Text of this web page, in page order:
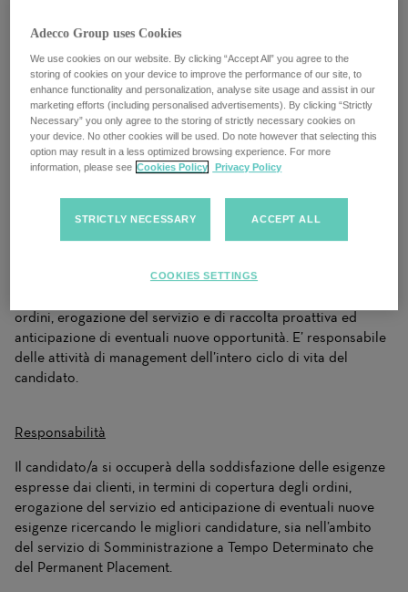
Adecco, Akkodis e LHH uniscono competenze in talent e
tecnologia per far crescere le aziende e trasformare le
aspirazioni professionali di milioni di persone in realtà.
Ascoltiamo, accogliamo punti di vista diversi e mettiamo
sempre al centro clienti, candidati e colleghi.
Passione, Collaborazione, Inclusione, Coraggio non sono
slogan: sono scelte quotidiane. Qui non sei solo parte del
cambiamento: qui puoi davvero lasciare il segno. Unisciti al
Gruppo Adecco e sprigiona tutto il tuo potenziale.
Il candidato/a sarà responsabile della soddisfazione delle
ordini, erogazione del servizio e di raccolta proattiva ed
anticipazione di eventuali nuove opportunità. E’ responsabile
delle attività di management dell’intero ciclo di vita del
candidato.
Responsabilità
Il candidato/a si occuperà della soddisfazione delle esigenze
espresse dai clienti, in termini di copertura degli ordini,
erogazione del servizio ed anticipazione di eventuali nuove
esigenze ricercando le migliori candidature, sia nell’ambito
del servizio di Somministrazione a Tempo Determinato che
del Permanent Placement.
Adecco Group uses Cookies
We use cookies on our website. By clicking “Accept All” you agree to the
storing of cookies on your device to improve the performance of our site, to
enhance functionality and personalization, analyse site usage and assist in our
marketing efforts (including personalised advertisements). By clicking “Strictly
Necessary” you only agree to the storing of strictly necessary cookies on
your device. No other cookies will be used. Do note however that selecting this
option may result in a less optimized browsing experience. For more
information, please see Cookies Policy Privacy Policy
STRICTLY NECESSARY ACCEPT ALL
COOKIES SETTINGS